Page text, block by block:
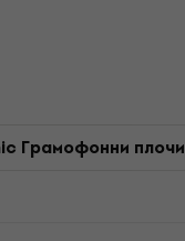
Грамофонни плочи